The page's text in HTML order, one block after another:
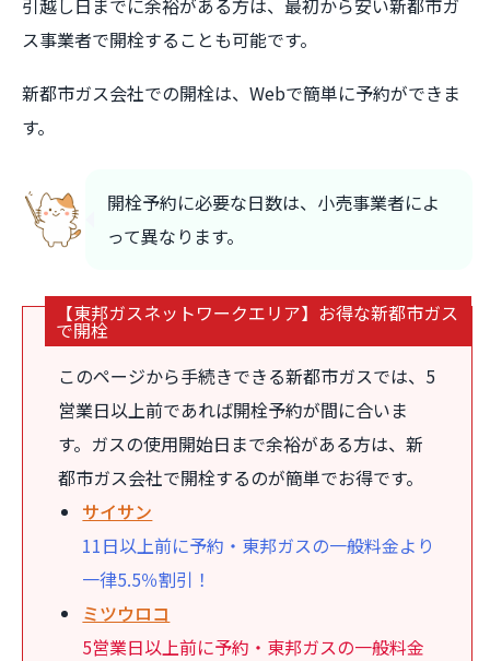
引越し日までに余裕がある方は、最初から安い新都市ガ
ス事業者で開栓することも可能です。
新都市ガス会社での開栓は、Webで簡単に予約ができま
す。
開栓予約に必要な日数は、小売事業者によ
って異なります。
【東邦ガスネットワークエリア】お得な新都市ガス
で開栓
このページから手続きできる新都市ガスでは、5
営業日以上前であれば開栓予約が間に合いま
す。ガスの使用開始日まで余裕がある方は、新
都市ガス会社で開栓するのが簡単でお得です。
サイサン
11日以上前に予約・東邦ガスの一般料金より
一律5.5％割引！
ミツウロコ
5営業日以上前に予約・東邦ガスの一般料金